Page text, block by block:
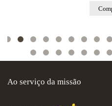
Ao serviço da missão